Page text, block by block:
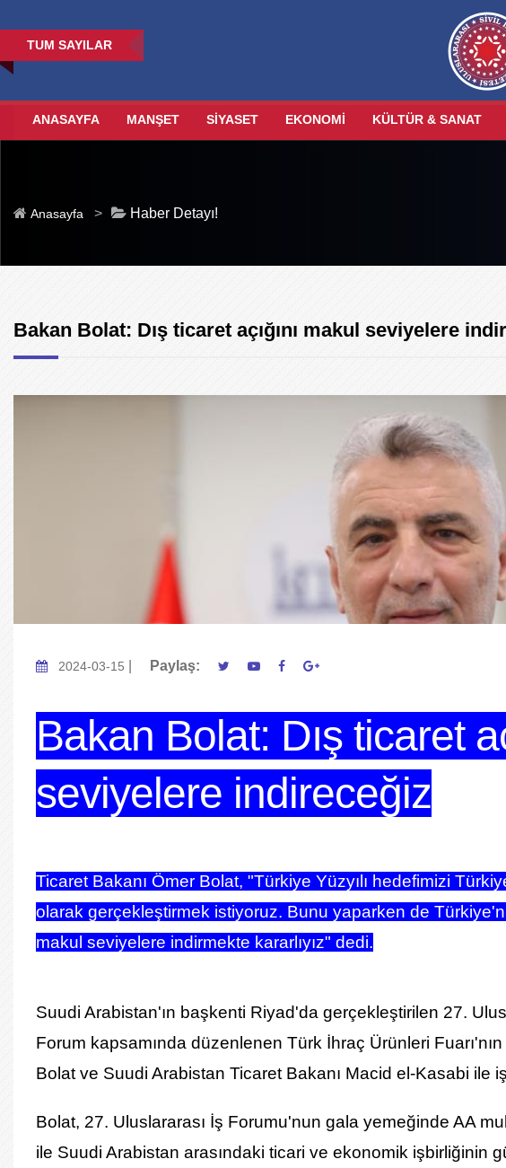
TUM SAYILAR
ANASAYFA MANŞET SİYASET EKONOMİ KÜLTÜR & SANAT
Anasayfa > Haber Detayı!
Bakan Bolat: Dış ticaret açığını makul seviyelere
2024-03-15 Paylaş:
Bakan Bolat: Dış ticaret
seviyelere indireceğiz
Ticaret Bakanı Ömer Bolat, "Türkiye Yüzyılı hedefimizi
olarak gerçekleştirmek istiyoruz. Bunu yaparken de
makul seviyelere indirmekte kararlıyız" dedi.
Suudi Arabistan'ın başkenti Riyad'da gerçekleştirilen 27.
Forum kapsamında düzenlenen Türk İhraç Ürünleri Fuarı'nın
Bolat ve Suudi Arabistan Ticaret Bakanı Macid el-Kasabi ile iş
Bolat, 27. Uluslararası İş Forumu'nun gala yemeğinde AA
ile Suudi Arabistan arasındaki ticari ve ekonomik işbirliğinin